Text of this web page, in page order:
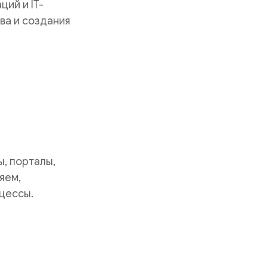
и IT-
и создания
порталы,